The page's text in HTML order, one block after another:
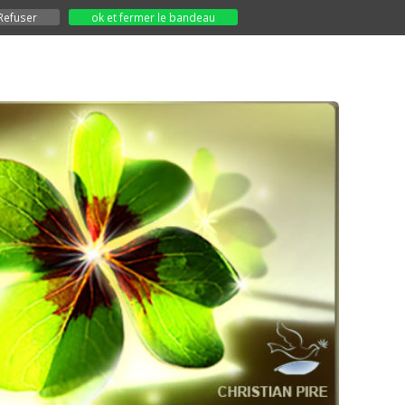
ok et fermer le bandeau